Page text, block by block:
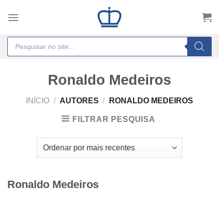
Products
search
Ronaldo Medeiros
INÍCIO / AUTORES / RONALDO MEDEIROS
FILTRAR PESQUISA
Ronaldo Medeiros